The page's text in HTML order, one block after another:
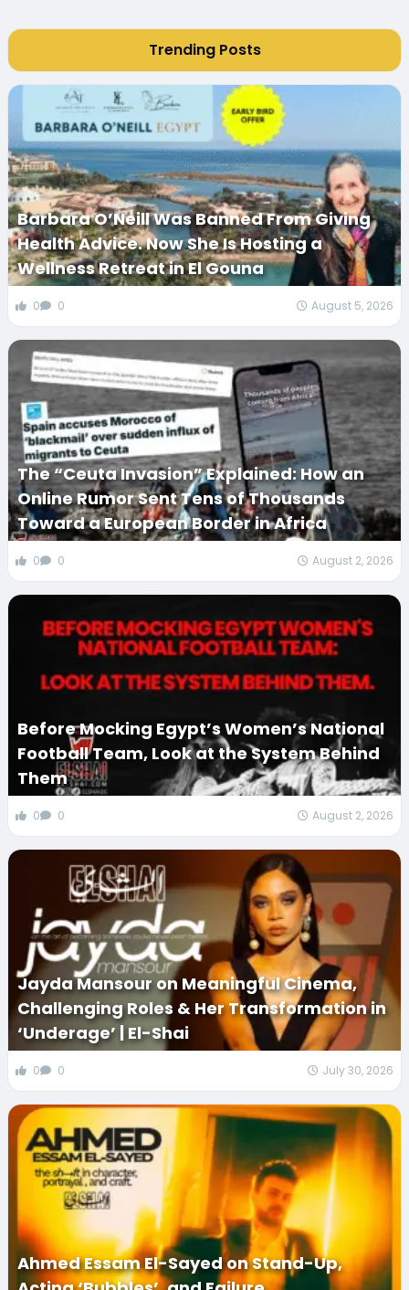
Trending Posts
Barbara O’Neill Was Banned From Giving
Health Advice. Now She Is Hosting a
Wellness Retreat in El Gouna
0 0 August 5, 2026
The “Ceuta Invasion” Explained: How an
Online Rumor Sent Tens of Thousands
Toward a European Border in Africa
0 0 August 2, 2026
Before Mocking Egypt’s Women’s National
Football Team, Look at the System Behind
Them
0 0 August 2, 2026
Jayda Mansour on Meaningful Cinema,
Challenging Roles & Her Transformation in
‘Underage’ | El-Shai
0 0 July 30, 2026
Ahmed Essam El-Sayed on Stand-Up,